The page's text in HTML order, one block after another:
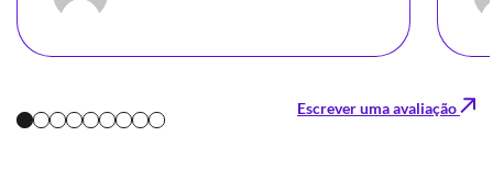
Escrever uma avaliação